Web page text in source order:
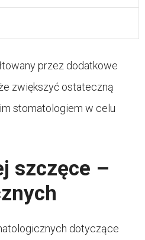
przez dodatkowe
zwiększyć ostateczną
stomatologiem w celu
szczęce –
dotyczące